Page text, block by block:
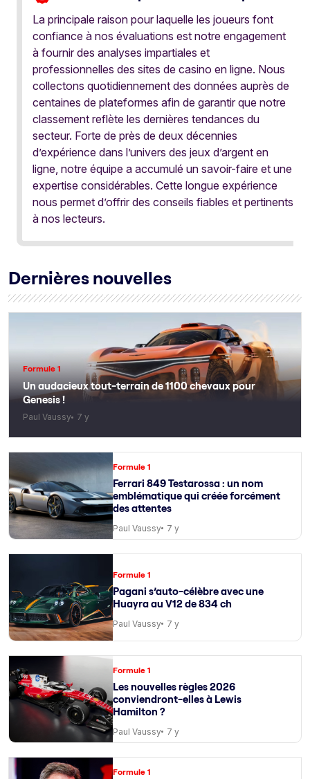
La principale raison pour laquelle les joueurs font
confiance à nos évaluations est notre engagement
à fournir des analyses impartiales et
professionnelles des sites de casino en ligne. Nous
collectons quotidiennement des données auprès de
centaines de plateformes afin de garantir que notre
classement reflète les dernières tendances du
secteur. Forte de près de deux décennies
d’expérience dans l’univers des jeux d’argent en
ligne, notre équipe a accumulé un savoir-faire et une
expertise considérables. Cette longue expérience
nous permet d’offrir des conseils fiables et pertinents
à nos lecteurs.
Dernières nouvelles
Formule 1
Un audacieux tout-terrain de 1100 chevaux pour
Genesis !
Paul Vaussy 7 y
Formule 1
Ferrari 849 Testarossa : un nom
emblématique qui créée forcément
des attentes
Paul Vaussy 7 y
Formule 1
Pagani s’auto-célèbre avec une
Huayra au V12 de 834 ch
Paul Vaussy 7 y
Formule 1
Les nouvelles règles 2026
conviendront-elles à Lewis
Hamilton ?
Paul Vaussy 7 y
Formule 1